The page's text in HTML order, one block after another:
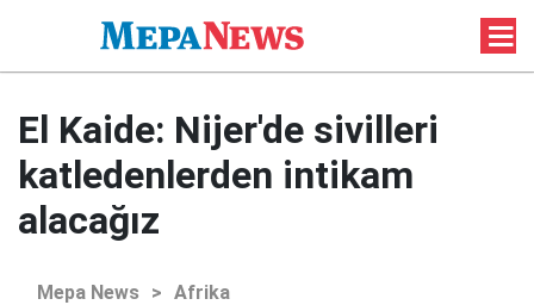
El Kaide: Nijer'de sivilleri
katledenlerden intikam
alacağız
Mepa News > Afrika